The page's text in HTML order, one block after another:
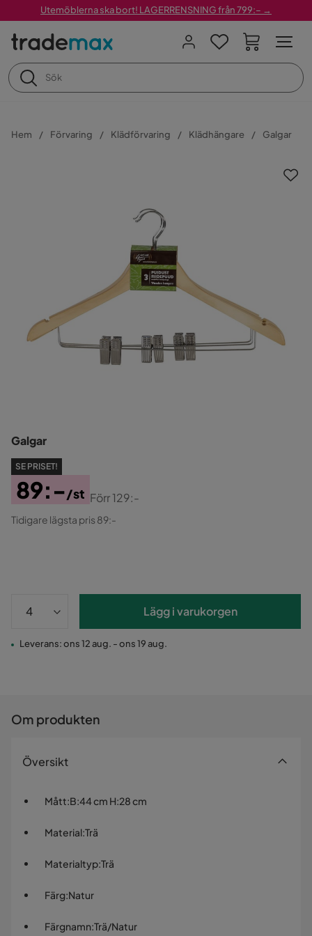
Utemöblerna ska bort! LAGERRENSNING från 799:– →
Hem Förvaring Klädförvaring Klädhängare Galgar
Galgar
SE PRISET!
Pris
89:-/st
Original
Förr129:-
Tidigare lägsta pris 89:-
Lägg i varukorgen
Leverans: ons 12 aug. - ons 19 aug.
Om produkten
Översikt
Mått:B:44 cm H:28 cm
Material:Trä
Materialtyp:Trä
Färg:Natur
Färgnamn:Trä/Natur